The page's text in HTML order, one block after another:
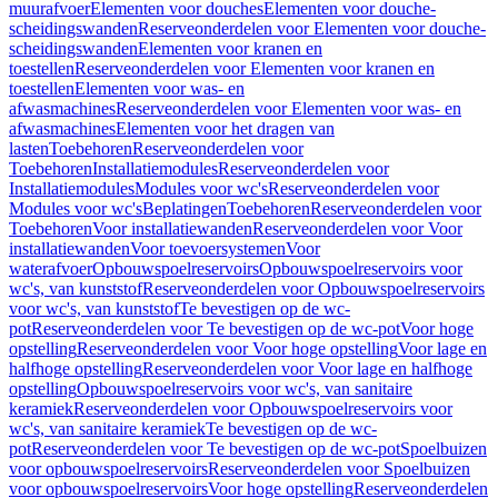
muurafvoerElementen voor douchesElementen voor douche-
scheidingswandenReserveonderdelen voor Elementen voor douche-
scheidingswandenElementen voor kranen en
toestellenReserveonderdelen voor Elementen voor kranen en
toestellenElementen voor was- en
afwasmachinesReserveonderdelen voor Elementen voor was- en
afwasmachinesElementen voor het dragen van
lastenToebehorenReserveonderdelen voor
ToebehorenInstallatiemodulesReserveonderdelen voor
InstallatiemodulesModules voor wc'sReserveonderdelen voor
Modules voor wc'sBeplatingenToebehorenReserveonderdelen voor
ToebehorenVoor installatiewandenReserveonderdelen voor Voor
installatiewandenVoor toevoersystemenVoor
waterafvoerOpbouwspoelreservoirsOpbouwspoelreservoirs voor
wc's, van kunststofReserveonderdelen voor Opbouwspoelreservoirs
voor wc's, van kunststofTe bevestigen op de wc-
potReserveonderdelen voor Te bevestigen op de wc-potVoor hoge
opstellingReserveonderdelen voor Voor hoge opstellingVoor lage en
halfhoge opstellingReserveonderdelen voor Voor lage en halfhoge
opstellingOpbouwspoelreservoirs voor wc's, van sanitaire
keramiekReserveonderdelen voor Opbouwspoelreservoirs voor
wc's, van sanitaire keramiekTe bevestigen op de wc-
potReserveonderdelen voor Te bevestigen op de wc-potSpoelbuizen
voor opbouwspoelreservoirsReserveonderdelen voor Spoelbuizen
voor opbouwspoelreservoirsVoor hoge opstellingReserveonderdelen